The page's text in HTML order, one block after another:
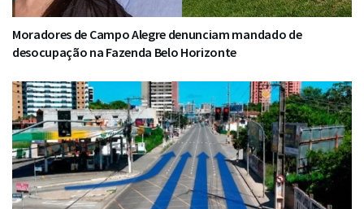
Moradores de Campo Alegre denunciam mandado de
desocupação na Fazenda Belo Horizonte